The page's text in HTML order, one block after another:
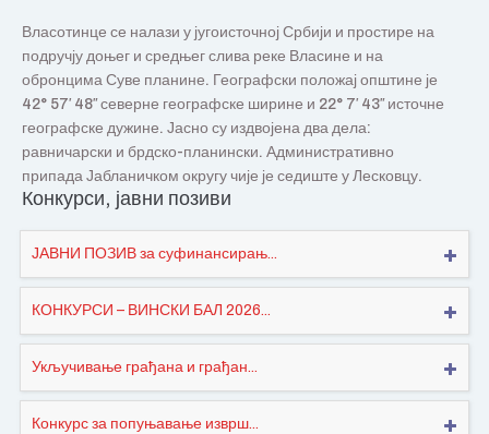
Власотинце се налази у југоисточној Србији и простире на
подручју доњег и средњег слива реке Власине и на
обронцима Суве планине. Географски положај општине је
42° 57′ 48″ северне географске ширине и 22° 7′ 43″ источне
географске дужине. Јасно су издвојена два дела:
равничарски и брдско-планински. Административно
припада Јабланичком округу чије је седиште у Лесковцу.
Конкурси, јавни позиви
ЈАВНИ ПОЗИВ за суфинансирањ...
КОНКУРСИ – ВИНСКИ БАЛ 2026...
Укључивање грађана и грађан...
Конкурс за попуњавање изврш...